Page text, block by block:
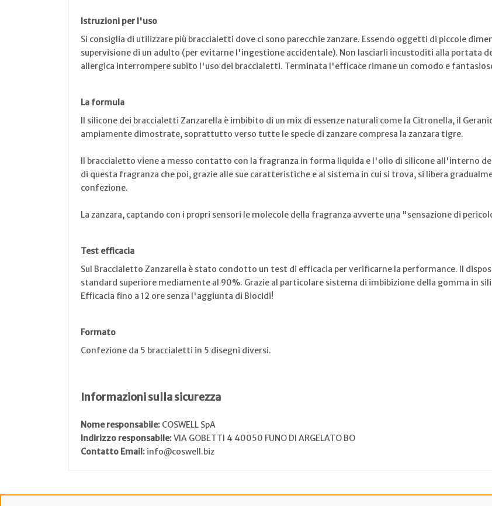
Istruzioni per l'uso
Si consiglia di utilizzare più braccialetti dove ci sono parecchie zanzare. Essendo oggetti di piccole
supervisione di un adulto (per evitarne l'ingestione accidentale). Non lasciarli incustoditi alla portata
allergica interrompere subito l'uso dei braccialetti. Terminata l'efficace rimane un comodo e
La formula
Il silicone dei braccialetti Zanzarella è imbibito di un mix di essenze naturali come la Citronella, il
ampiamente dimostrate, soprattutto verso tutte le specie di zanzare compresa la zanzara tigre.
Il braccialetto viene a messo contatto con la fragranza in forma liquida e l'olio di silicone all'interno
di questa fragranza che poi, grazie alle sue caratteristiche e al sistema in cui si trova, si libera
confezione.
La zanzara, captando con i propri sensori le molecole della fragranza avverte una "sensazione di
Test efficacia
Sul Braccialetto Zanzarella è stato condotto un test di efficacia per verificarne la performance. Il
standard superiore mediamente al 90%. Grazie al particolare sistema di imbibizione della gomma in
Efficacia fino a 12 ore senza l'aggiunta di Biocidi!
Formato
Confezione da 5 braccialetti in 5 disegni diversi.
Informazioni sulla sicurezza
Nome responsabile: COSWELL SpA
Indirizzo responsabile:VIA GOBETTI 4 40050 FUNO DI ARGELATO BO
Contatto Email: info@coswell.biz